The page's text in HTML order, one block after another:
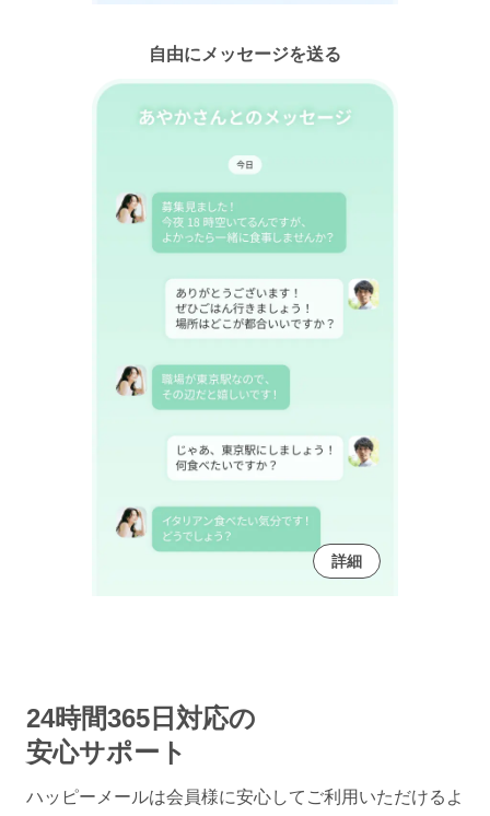
自由にメッセージを送る
詳細
24時間365日対応の
安心サポート
ハッピーメールは会員様に安心してご利用いただけるよ